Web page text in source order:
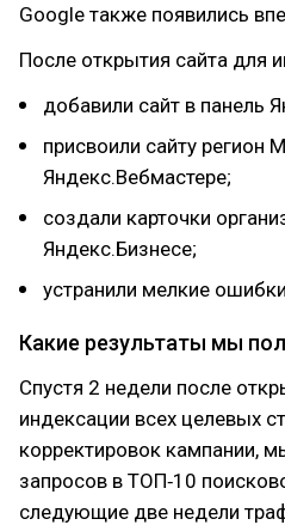
Google также появились
После открытия сайта для
добавили сайт в панель
присвоили сайту регион
Яндекс.Вебмастере;
создали карточки
Яндекс.Бизнесе;
устранили мелкие
Какие результаты мы
Спустя 2 недели после
индексации всех целевых
корректировок кампании,
запросов в ТОП‑10
следующие две недели